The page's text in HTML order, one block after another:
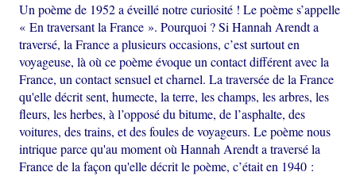
Un poème de 1952 a éveillé notre curiosité ! Le poème s’appelle
« En traversant la France ». Pourquoi ? Si Hannah Arendt a
traversé, la France a plusieurs occasions, c’est surtout en
voyageuse, là où ce poème évoque un contact différent avec la
France, un contact sensuel et charnel. La traversée de la France
qu'elle décrit sent, humecte, la terre, les champs, les arbres, les
fleurs, les herbes, à l’opposé du bitume, de l’asphalte, des
voitures, des trains, et des foules de voyageurs. Le poème nous
intrique parce qu'au moment où Hannah Arendt a traversé la
France de la façon qu'elle décrit le poème, c’était en 1940 :